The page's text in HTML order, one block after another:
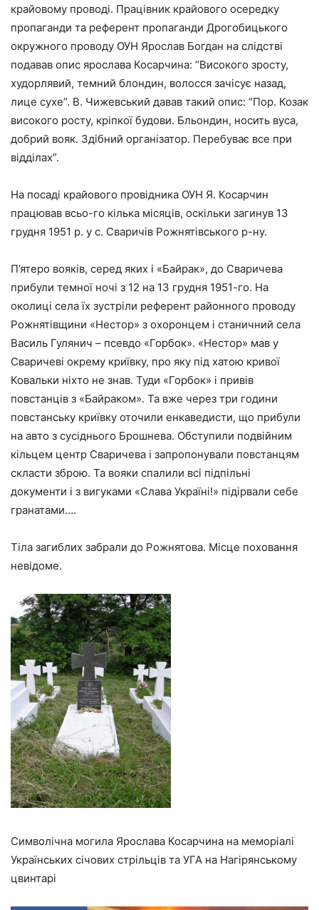
крайовому проводі. Працівник крайового осередку
пропаганди та референт пропаганди Дрогобицького
окружного проводу ОУН Ярослав Богдан на слідстві
подавав опис ярослава Косарчина: “Високого зросту,
худорлявий, темний блондин, волосся зачісує назад,
лице сухе”. В. Чижевський давав такий опис: “Пор. Козак
високого росту, кріпкої будови. Бльондин, носить вуса,
добрий вояк. Здібний організатор. Перебуває все при
відділах”.
На посаді крайового провідника ОУН Я. Косарчин
працював всьо-го кілька місяців, оскільки загинув 13
грудня 1951 р. у с. Сваричів Рожнятівського р-ну.
П’ятеро вояків, серед яких і «Байрак», до Сваричева
прибули темної ночі з 12 на 13 грудня 1951-го. На
околиці села їх зустріли референт районного проводу
Рожнятівщини «Нестор» з охоронцем і станичний села
Василь Гулянич – псевдо «Горбок». «Нестор» мав у
Сваричеві окрему криївку, про яку під хатою кривої
Ковальки ніхто не знав. Туди «Горбок» і привів
повстанців з «Байраком». Та вже через три години
повстанську криївку оточили енкаведисти, що прибули
на авто з сусіднього Брошнева. Обступили подвійним
кільцем центр Сваричева і запропонували повстанцям
скласти зброю. Та вояки спалили всі підпільні
документи і з вигуками «Слава Україні!» підірвали себе
гранатами….
Тіла загиблих забрали до Рожнятова. Місце поховання
невідоме.
Символічна могила Ярослава Косарчина на меморіалі
Українських січових стрільців та УГА на Нагірянському
цвинтарі